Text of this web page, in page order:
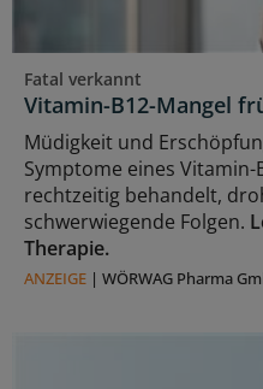
Fatal verkannt
Vitamin-B12-Mangel
Müdigkeit und
Symptome eines
rechtzeitig behandelt,
schwerwiegende Folgen.
Therapie.
ANZEIGE | WÖRWAG Pharma